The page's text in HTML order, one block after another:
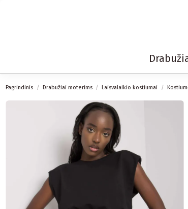
Pagrindinis Drabužiai moterims Laisvalaikio kostiumai